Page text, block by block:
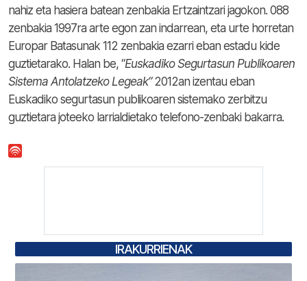
nahiz eta hasiera batean zenbakia Ertzaintzari jagokon. 088
zenbakia 1997ra arte egon zan indarrean, eta urte horretan
Europar Batasunak 112 zenbakia ezarri eban estadu kide
guztietarako. Halan be, “Euskadiko Segurtasun Publikoaren
Sistema Antolatzeko Legeak”2012an izentau eban
Euskadiko segurtasun publikoaren sistemako zerbitzu
guztietara joteeko larrialdietako telefono-zenbaki bakarra.
IRAKURRIENAK